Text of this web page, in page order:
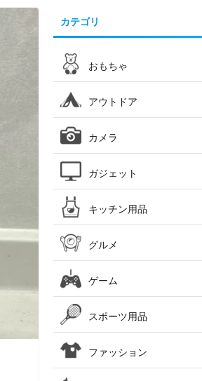
カテゴリ
おもちゃ
アウトドア
カメラ
ガジェット
キッチン用品
グルメ
ゲーム
スポーツ用品
ファッション